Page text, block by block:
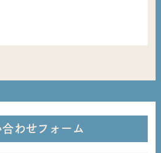
合わせフォーム